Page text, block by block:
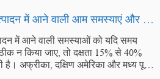
टॉयलेट पेपर उत्पादन में आने वाली आम समस्याएं और उन्हें हल करने के तरीके
में आने वाली समस्याओं को यदि समय
न किया जाए, तो दक्षता 15% से 40%
अफ्रीका, दक्षिण अमेरिका और मध्य पूर्व